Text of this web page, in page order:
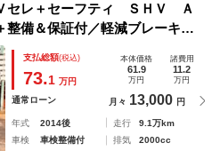
レ＋セーフティ ＳＨＶ Ａ
備＆保証付／軽減ブレーキ／
ルセグＴＶ／Ｂｌｕｅｔｏｏ
コン／コーナーセンサ／ＬＥ
純正アルミ
支払総額(税込)
73.1 万円
本体価格
61.9
万円
諸費用
11.2
万円
通常ローン 月々 13,000 円
年式 2014後 走行
9.1万km
車検
車検整備付 排気
2000cc